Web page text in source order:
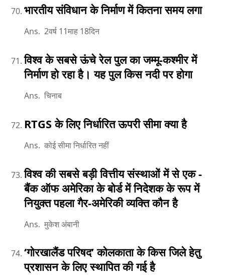
भारतीय संविधान के निर्माण में कितना समय लगा
Ans. 2वर्ष 11माह 18दिन
विश्व के सबसे ऊंचे रेल पुल का जम्मू-कश्मीर में
निर्माण हो रहा है। यह पुल किस नदी पर होगा
Ans. चिनाब
RTGS के लिए निर्धारित ऊपरी सीमा क्या है
Ans. कोई सीमा निर्धारित नहीं
विश्व की सबसे बड़ी वित्तीय संस्थाओं में से एक -
बैंक ऑफ अमेरिका के बोर्ड में निदेशक के रूप में
नियुक्त पहला गैर-अमेरिकी व्यक्ति कौन है
Ans. मुकेश अंबानी
‘गोरखालैंड परिषद’ कोलकाता के किस जिले हेतु
प्रशासन के लिए स्थापित की गई है